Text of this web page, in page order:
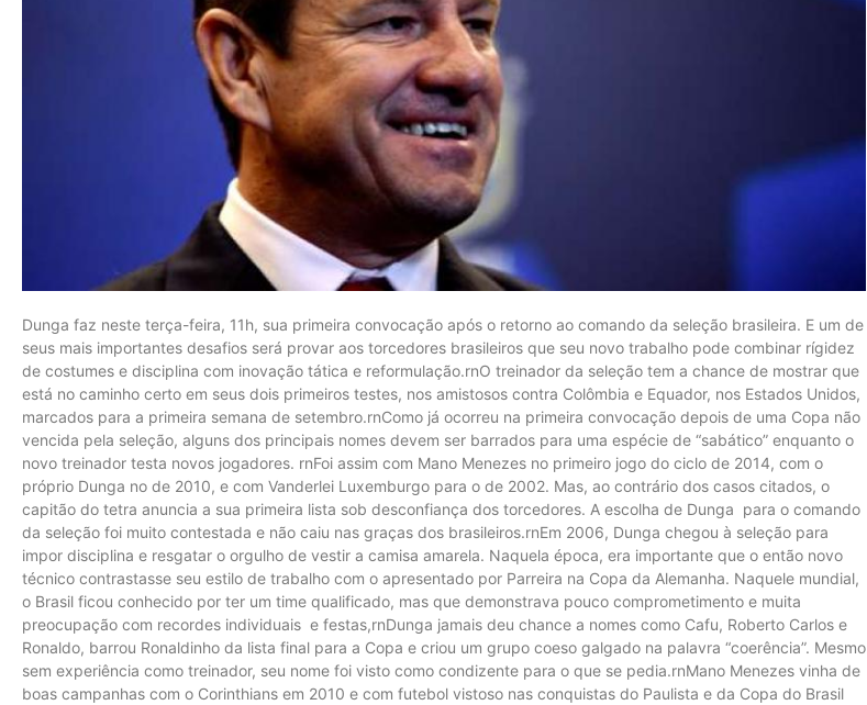
Dunga faz neste terça-feira, 11h, sua primeira convocação após o retorno ao comando da seleção brasileira. E um de
seus mais importantes desafios será provar aos torcedores brasileiros que seu novo trabalho pode combinar rígidez
de costumes e disciplina com inovação tática e reformulação.rnO treinador da seleção tem a chance de mostrar que
está no caminho certo em seus dois primeiros testes, nos amistosos contra Colômbia e Equador, nos Estados Unidos,
marcados para a primeira semana de setembro.rnComo já ocorreu na primeira convocação depois de uma Copa não
vencida pela seleção, alguns dos principais nomes devem ser barrados para uma espécie de “sabático” enquanto o
novo treinador testa novos jogadores. rnFoi assim com Mano Menezes no primeiro jogo do ciclo de 2014, com o
próprio Dunga no de 2010, e com Vanderlei Luxemburgo para o de 2002. Mas, ao contrário dos casos citados, o
capitão do tetra anuncia a sua primeira lista sob desconfiança dos torcedores. A escolha de Dunga para o comando
da seleção foi muito contestada e não caiu nas graças dos brasileiros.rnEm 2006, Dunga chegou à seleção para
impor disciplina e resgatar o orgulho de vestir a camisa amarela. Naquela época, era importante que o então novo
técnico contrastasse seu estilo de trabalho com o apresentado por Parreira na Copa da Alemanha. Naquele mundial,
o Brasil ficou conhecido por ter um time qualificado, mas que demonstrava pouco comprometimento e muita
preocupação com recordes individuais e festas,rnDunga jamais deu chance a nomes como Cafu, Roberto Carlos e
Ronaldo, barrou Ronaldinho da lista final para a Copa e criou um grupo coeso galgado na palavra “coerência”. Mesmo
sem experiência como treinador, seu nome foi visto como condizente para o que se pedia.rnMano Menezes vinha de
boas campanhas com o Corinthians em 2010 e com futebol vistoso nas conquistas do Paulista e da Copa do Brasil